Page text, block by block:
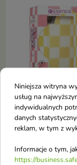
Essence Spinka
włosów Positive
Only 1 sztuka
4,26 €
Niniejsza witryna
usług na
indywidualnych
danych
reklam, w tym z
Informacje o tym,
https://